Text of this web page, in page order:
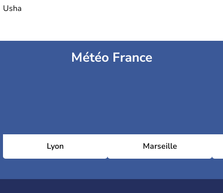
Usha
Météo France
Lyon Marseille